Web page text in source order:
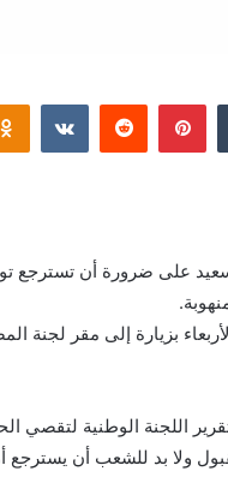
بينتيريست
على ضرورة أن تسترجع
بزيارة إلى مقر لجنة
اللجنة الوطنية لتقصي
ولا بد للشعب أن يسترجع